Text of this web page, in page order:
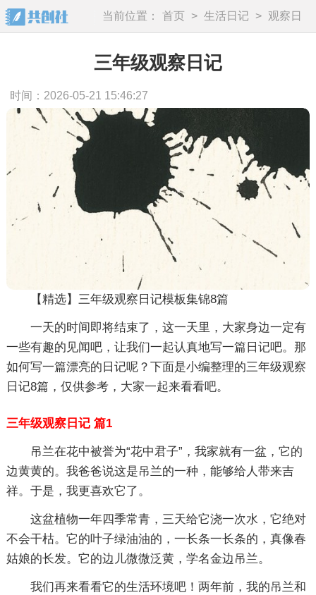
当前位置： 首页 > 生活日记 >
观察日
记
三年级观察日记
时间：2026-05-21 15:46:27
【精选】三年级观察日记模板集锦8篇
一天的时间即将结束了，这一天里，大家身边一定有
一些有趣的见闻吧，让我们一起认真地写一篇日记吧。那
如何写一篇漂亮的日记呢？下面是小编整理的三年级观察
日记8篇，仅供参考，大家一起来看看吧。
三年级观察日记 篇1
吊兰在花中被誉为“花中君子”，我家就有一盆，它的
边黄黄的。我爸爸说这是吊兰的一种，能够给人带来吉
祥。于是，我更喜欢它了。
这盆植物一年四季常青，三天给它浇一次水，它绝对
不会干枯。它的叶子绿油油的，一长条一长条的，真像春
姑娘的长发。它的边儿微微泛黄，学名金边吊兰。
我们再来看看它的生活环境吧！两年前，我的吊兰和